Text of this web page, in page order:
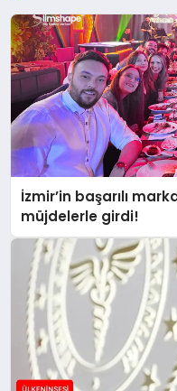
İzmir’in başarılı
müjdelerle girdi!